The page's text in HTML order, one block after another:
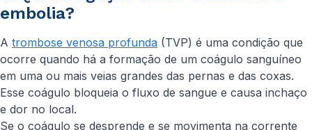
embolia?
A trombose venosa profunda (TVP) é uma condição que
ocorre quando há a formação de um coágulo sanguíneo
em uma ou mais veias grandes das pernas e das coxas.
Esse coágulo bloqueia o fluxo de sangue e causa inchaço
e dor no local.
Se o coágulo se desprende e se movimenta na corrente